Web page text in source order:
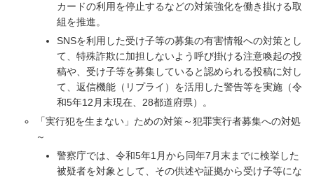
カードの利用を停止するなどの対策強化を働き掛ける取
組を推進。
SNSを利用した受け子等の募集の有害情報への対策とし
て、特殊詐欺に加担しないよう呼び掛ける注意喚起の投
稿や、受け子等を募集していると認められる投稿に対し
て、返信機能（リプライ）を活用した警告等を実施（令
和5年12月末現在、28都道府県）。
「実行犯を生まない」ための対策～犯罪実行者募集への対処
～
警察庁では、令和5年1月から同年7月末までに検挙した
被疑者を対象として、その供述や証拠から受け子等にな